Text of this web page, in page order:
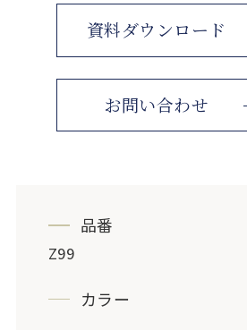
お問い合わせ
資料ダウンロード
品番
Z99
カラー